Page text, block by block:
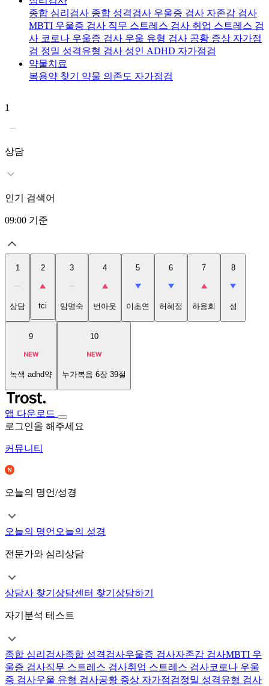
종합 심리검사 종합 성격검사 우울증 검사 자존감 검사
MBTI 우울증 검사 직무 스트레스 검사 취업 스트레스 검
사 코로나 우울증 검사 우울 유형 검사 공황 증상 자가점
검 정밀 성격유형 검사 성인 ADHD 자가점검
약물치료
복용약 찾기 약물 의존도 자가점검
1
상담
인기 검색어
09:00 기준
1
상담
2
tci
3
임명숙
4
번아웃
5
이초연
6
허혜정
7
하용희
8
성
9
녹색 adhd약
10
누가복음 6장 39절
앱 다운로드
로그인을 해주세요
커뮤니티
오늘의 명언/성경
오늘의 명언 오늘의 성경
전문가와 심리상담
상담사 찾기 상담센터 찾기 상담하기
자기분석 테스트
종합 심리검사종합 성격검사우울증 검사자존감 검사MBTI 우
울증 검사직무 스트레스 검사취업 스트레스 검사코로나 우울
증 검사우울 유형 검사공황 증상 자가점검정밀 성격유형 검사